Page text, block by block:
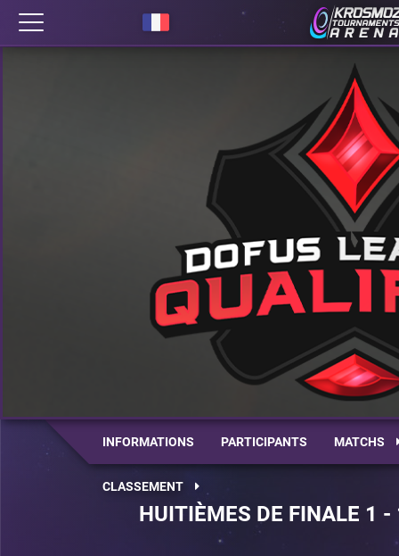
INFORMATIONS PARTICIPANTS MATCHS
CLASSEMENT
HUITIÈMES DE FINALE 1